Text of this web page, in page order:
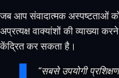
जब आप संवादात्मक अस्पष्टताओं
अप्रत्यक्ष वाक्यांशों की व्याख्या
केंद्रित कर सकता है।
“सबसे उपयोगी